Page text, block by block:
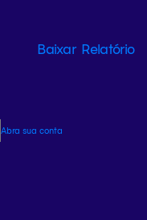
Baixar Relatório
Abra sua conta